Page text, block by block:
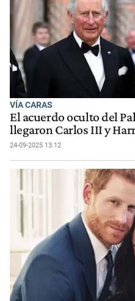
VÍA CARAS
El acuerdo oculto del
llegaron Carlos III y
24-09-2025 13:12